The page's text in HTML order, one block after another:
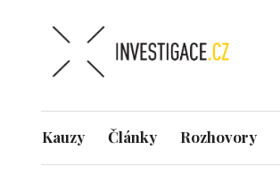
Kauzy Články Rozhovory